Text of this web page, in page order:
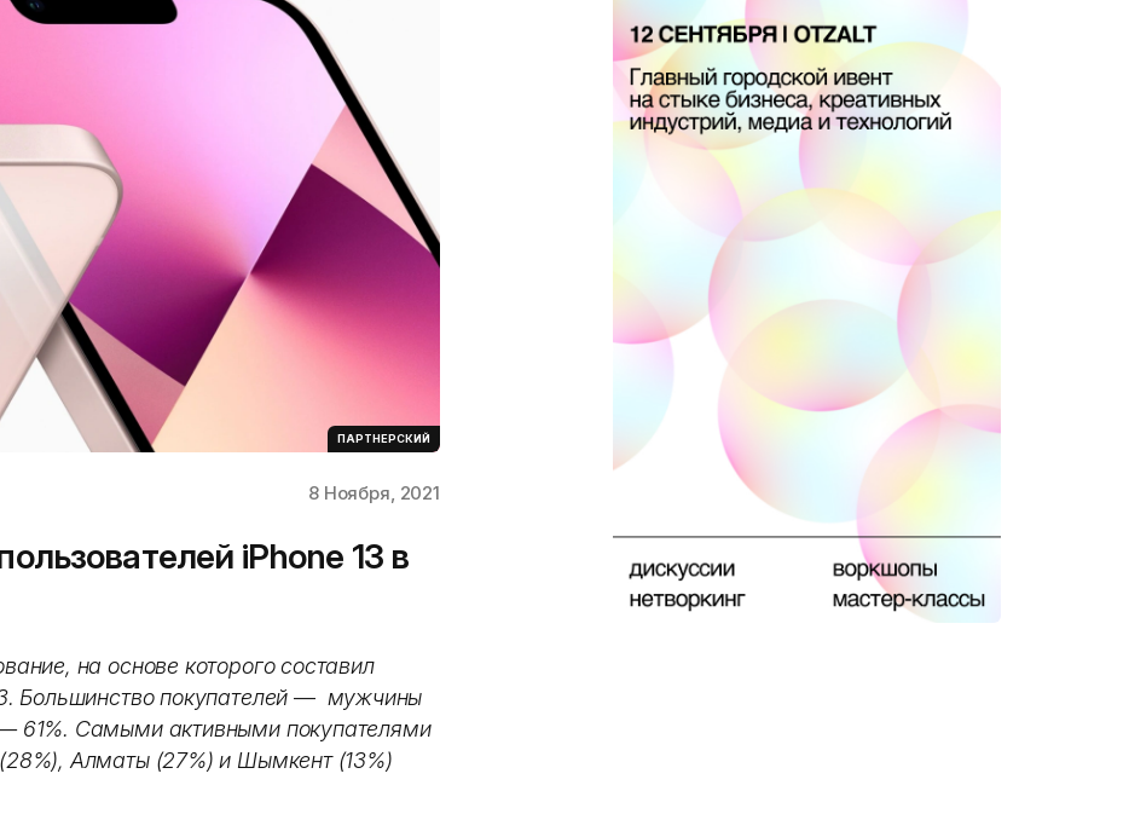
ПАРТНЕРСКИЙ
8 Ноября, 2021
iPhone 13 в
на основе которого составил
Большинство покупателей— мужчины
61%. Самыми активными покупателями
Алматы (27%) и Шымкент (13%)